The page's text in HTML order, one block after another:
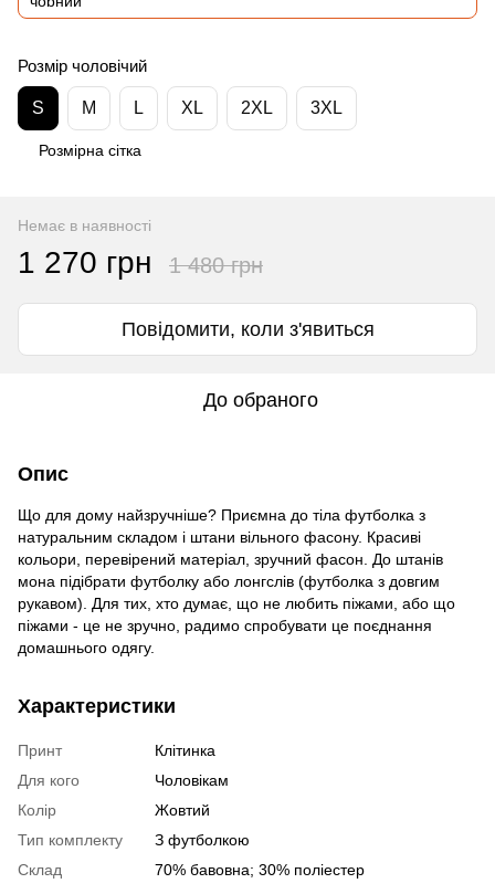
Розмір чоловічий
S M L XL 2XL 3XL
Розмірна сітка
Немає в наявності
1 270 грн 1 480 грн
Повідомити, коли з'явиться
До обраного
Опис
Що для дому найзручніше? Приємна до тіла футболка з
натуральним складом і штани вільного фасону. Красиві
кольори, перевірений матеріал, зручний фасон. До штанів
мона підібрати футболку або лонгслів (футболка з довгим
рукавом). Для тих, хто думає, що не любить піжами, або що
піжами - це не зручно, радимо спробувати це поєднання
домашнього одягу.
Характеристики
Принт
Клітинка
Для кого
Чоловікам
Колір
Жовтий
Тип комплекту
З футболкою
Склад
70% бавовна; 30% поліестер